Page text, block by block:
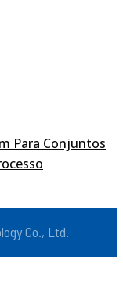
Para Conjuntos
Co., Ltd.